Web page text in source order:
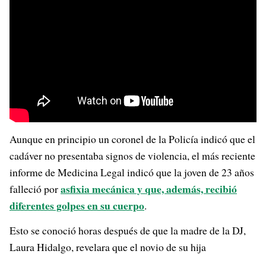
Aunque en principio un coronel de la Policía indicó que el
cadáver no presentaba signos de violencia, el más reciente
informe de Medicina Legal indicó que la joven de 23 años
falleció porasfixia mecánica y que, además, recibió
diferentes golpes en su cuerpo.
Esto se conoció horas después de que la madre de la DJ,
Laura Hidalgo, revelara que el novio de su hija